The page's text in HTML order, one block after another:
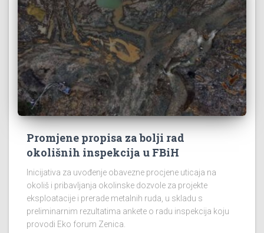
Promjene propisa za bolji rad
okolišnih inspekcija u FBiH
Inicijativa za uvođenje obavezne procjene uticaja na
okoliš i pribavljanja okolinske dozvole za projekte
eksploatacije i prerade metalnih ruda, u skladu s
preliminarnim rezultatima ankete o radu inspekcija koju
provodi Eko forum Zenica.